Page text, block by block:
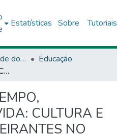
Estatísticas Sobre Tutoriais
Editora da Universidade do Estado da Bahia - EDUNEB
Educação
SEMENTES DO TEMPO, COLHEITAS DA VIDA: CULTURA E TRABALHO DE FEIRANTES NO RECÔNCAVO BAIANO – SANTO ANTÔNIO DE JESUS (1950-1970)
CULTURA E
NO